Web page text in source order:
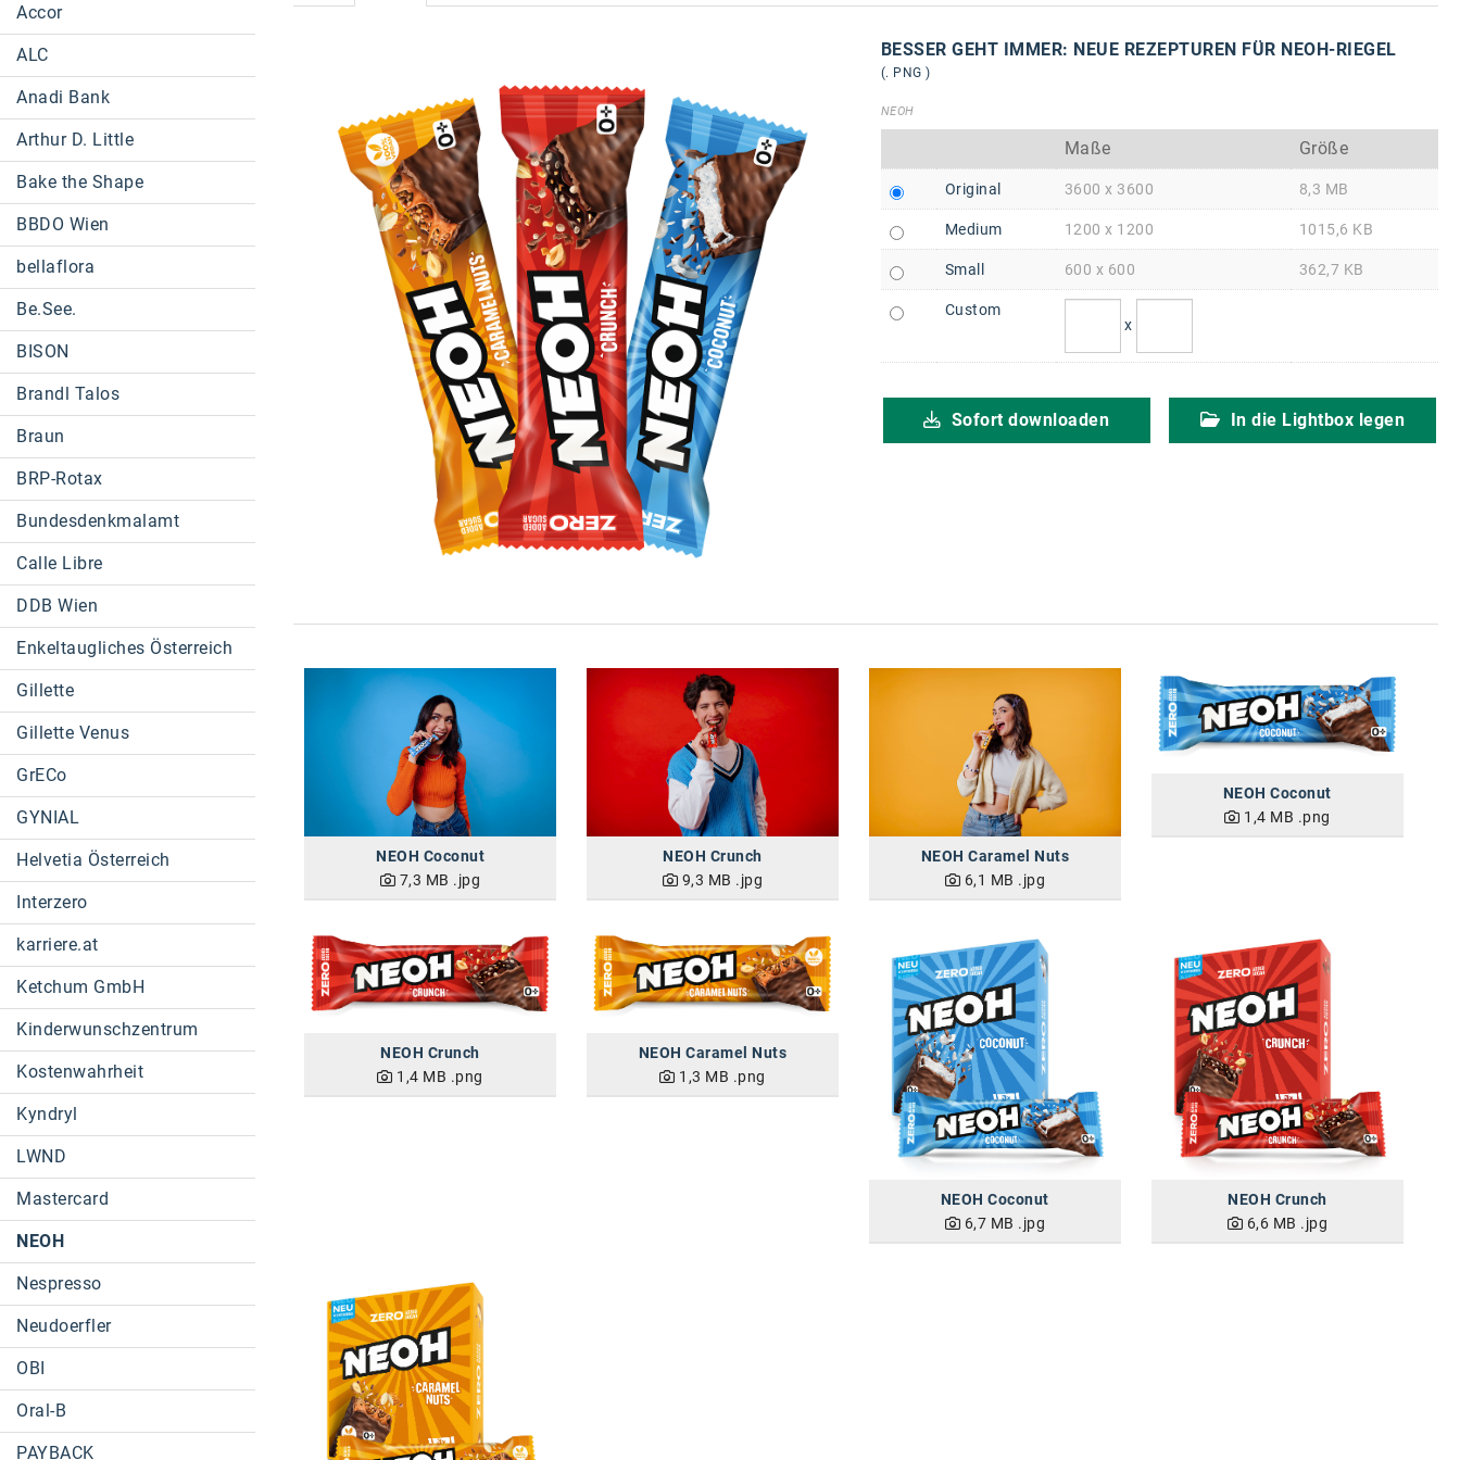
Accor
ALC
Anadi Bank
Arthur D. Little
Bake the Shape
BBDO Wien
bellaflora
Be.See.
BISON
Brandl Talos
Braun
BRP-Rotax
Bundesdenkmalamt
Calle Libre
DDB Wien
Enkeltaugliches Österreich
Gillette
Gillette Venus
GrECo
GYNIAL
Helvetia Österreich
Interzero
karriere.at
Ketchum GmbH
Kinderwunschzentrum
Kostenwahrheit
Kyndryl
LWND
Mastercard
NEOH
Nespresso
Neudoerfler
OBI
Oral-B
PAYBACK
BESSER GEHT IMMER: NEUE REZEPTUREN FÜR NEOH-RIEGEL
(. PNG )
NEOH
Maße Größe
Original 3600 x 3600 8,3 MB
Medium 1200 x 1200 1015,6 KB
Small 600 x 600 362,7 KB
Custom
x
Sofort downloaden In die Lightbox legen
NEOH Coconut
7,3 MB .jpg
NEOH Crunch
9,3 MB .jpg
NEOH Caramel Nuts
6,1 MB .jpg
NEOH Coconut
1,4 MB .png
NEOH Crunch
1,4 MB .png
NEOH Caramel Nuts
1,3 MB .png
NEOH Coconut
6,7 MB .jpg
NEOH Crunch
6,6 MB .jpg